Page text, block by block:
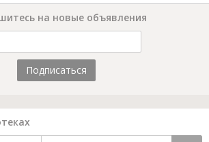
на новые объявления
Подписаться